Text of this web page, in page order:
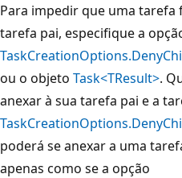
Para impedir que uma tarefa
tarefa pai, especifique a
ou o objeto Task<TResult>.
anexar à sua tarefa pai e a
poderá se anexar a uma
apenas como se a opção